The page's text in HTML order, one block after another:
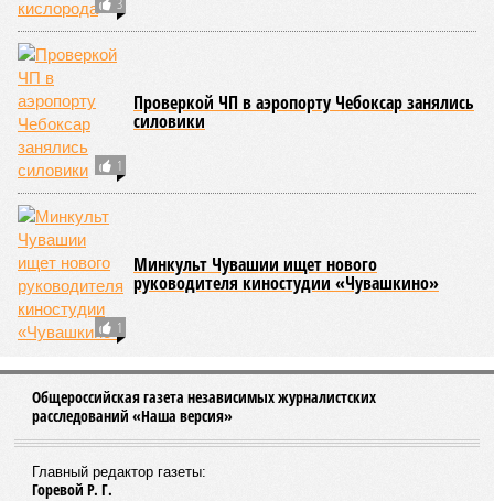
1
Проверкой ЧП в аэропорту Чебоксар занялись
силовики
1
Минкульт Чувашии ищет нового
руководителя киностудии «Чувашкино»
Общероссийская газета независимых журналистских
расследований «Наша версия»
Главный редактор газеты:
Горевой Р. Г.